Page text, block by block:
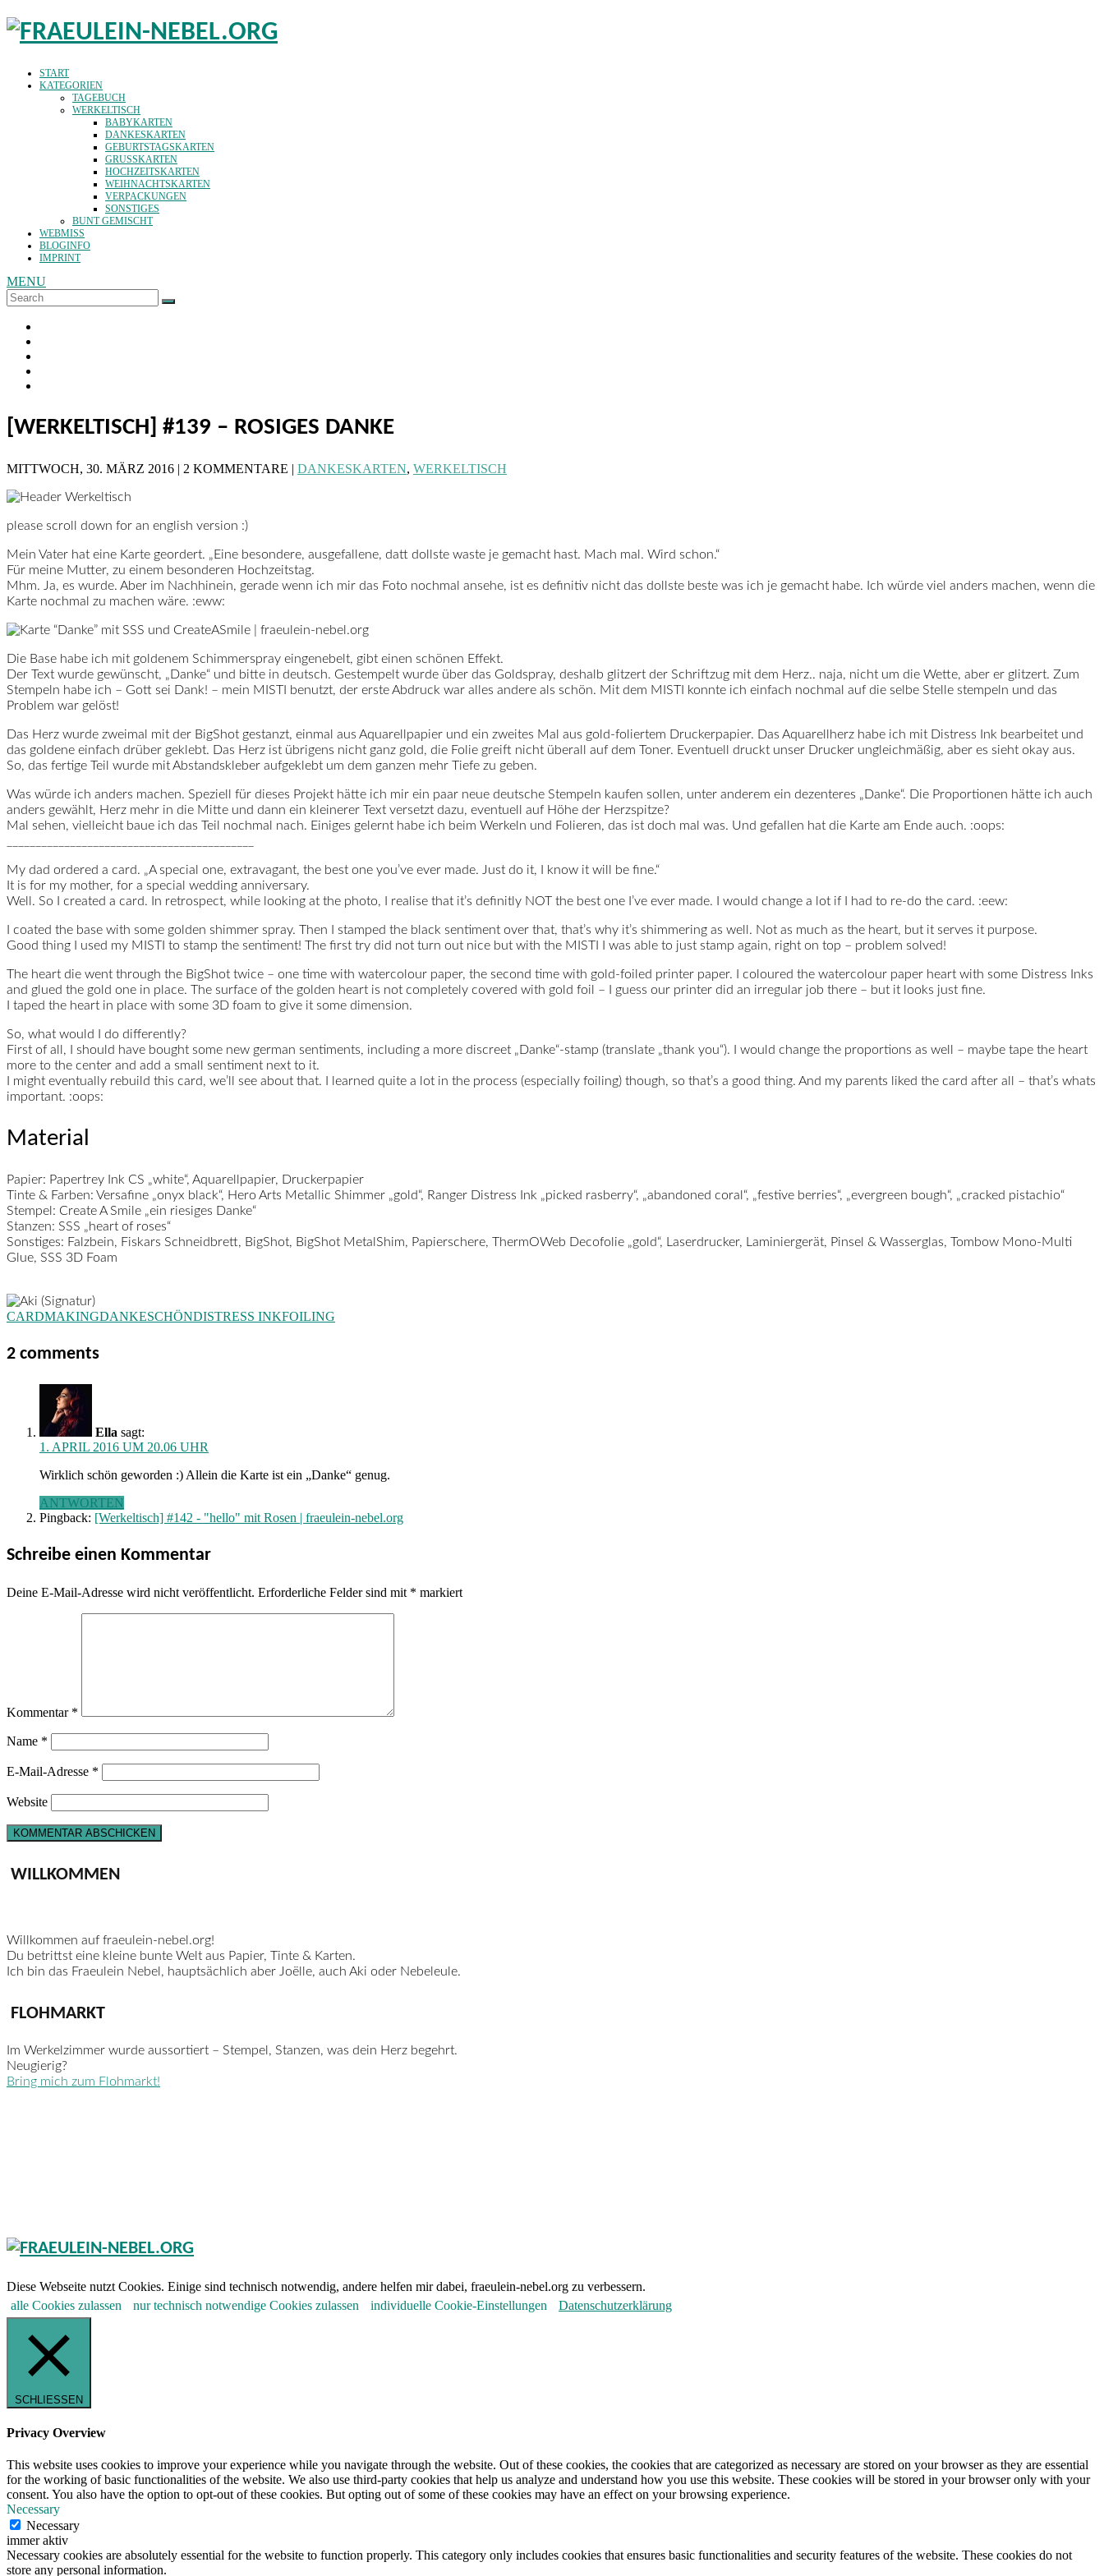
START
KATEGORIEN
TAGEBUCH
WERKELTISCH
BABYKARTEN
DANKESKARTEN
GEBURTSTAGSKARTEN
GRUSSKARTEN
HOCHZEITSKARTEN
WEIHNACHTSKARTEN
VERPACKUNGEN
SONSTIGES
BUNT GEMISCHT
WEBMISS
BLOGINFO
IMPRINT
MENU
Search
for:
SEARCH
[WERKELTISCH] #139 – ROSIGES DANKE
MITTWOCH, 30. MÄRZ 2016 | 2 KOMMENTARE | DANKESKARTEN, WERKELTISCH
please scroll down for an english version :)
Mein Vater hat eine Karte geordert. „Eine besondere, ausgefallene, datt dollste waste je gemacht hast. Mach mal. Wird schon.“
Für meine Mutter, zu einem besonderen Hochzeitstag.
Mhm. Ja, es wurde. Aber im Nachhinein, gerade wenn ich mir das Foto nochmal ansehe, ist es definitiv nicht das dollste beste was ich je gemacht habe. Ich würde viel anders machen, wenn die
Karte nochmal zu machen wäre. :eww:
Die Base habe ich mit goldenem Schimmerspray eingenebelt, gibt einen schönen Effekt.
Der Text wurde gewünscht, „Danke“ und bitte in deutsch. Gestempelt wurde über das Goldspray, deshalb glitzert der Schriftzug mit dem Herz.. naja, nicht um die Wette, aber er glitzert. Zum
Stempeln habe ich – Gott sei Dank! – mein MISTI benutzt, der erste Abdruck war alles andere als schön. Mit dem MISTI konnte ich einfach nochmal auf die selbe Stelle stempeln und das
Problem war gelöst!
Das Herz wurde zweimal mit der BigShot gestanzt, einmal aus Aquarellpapier und ein zweites Mal aus gold-foliertem Druckerpapier. Das Aquarellherz habe ich mit Distress Ink bearbeitet und
das goldene einfach drüber geklebt. Das Herz ist übrigens nicht ganz gold, die Folie greift nicht überall auf dem Toner. Eventuell druckt unser Drucker ungleichmäßig, aber es sieht okay aus.
So, das fertige Teil wurde mit Abstandskleber aufgeklebt um dem ganzen mehr Tiefe zu geben.
Was würde ich anders machen. Speziell für dieses Projekt hätte ich mir ein paar neue deutsche Stempeln kaufen sollen, unter anderem ein dezenteres „Danke“. Die Proportionen hätte ich auch
anders gewählt, Herz mehr in die Mitte und dann ein kleinerer Text versetzt dazu, eventuell auf Höhe der Herzspitze?
Mal sehen, vielleicht baue ich das Teil nochmal nach. Einiges gelernt habe ich beim Werkeln und Folieren, das ist doch mal was. Und gefallen hat die Karte am Ende auch. :oops:
My dad ordered a card. „A special one, extravagant, the best one you’ve ever made. Just do it, I know it will be fine.“
It is for my mother, for a special wedding anniversary.
Well. So I created a card. In retrospect, while looking at the photo, I realise that it’s definitly NOT the best one I’ve ever made. I would change a lot if I had to re-do the card. :eew:
I coated the base with some golden shimmer spray. Then I stamped the black sentiment over that, that’s why it’s shimmering as well. Not as much as the heart, but it serves it purpose.
Good thing I used my MISTI to stamp the sentiment! The first try did not turn out nice but with the MISTI I was able to just stamp again, right on top – problem solved!
The heart die went through the BigShot twice – one time with watercolour paper, the second time with gold-foiled printer paper. I coloured the watercolour paper heart with some Distress Inks
and glued the gold one in place. The surface of the golden heart is not completely covered with gold foil – I guess our printer did an irregular job there – but it looks just fine.
I taped the heart in place with some 3D foam to give it some dimension.
So, what would I do differently?
First of all, I should have bought some new german sentiments, including a more discreet „Danke“-stamp (translate „thank you“). I would change the proportions as well – maybe tape the heart
more to the center and add a small sentiment next to it.
I might eventually rebuild this card, we’ll see about that. I learned quite a lot in the process (especially foiling) though, so that’s a good thing. And my parents liked the card after all – that’s whats
important. :oops:
Material
Papier: Papertrey Ink CS „white“, Aquarellpapier, Druckerpapier
Tinte & Farben: Versafine „onyx black“, Hero Arts Metallic Shimmer „gold“, Ranger Distress Ink „picked rasberry“, „abandoned coral“, „festive berries“, „evergreen bough“, „cracked pistachio“
Stempel: Create A Smile „ein riesiges Danke“
Stanzen: SSS „heart of roses“
Sonstiges: Falzbein, Fiskars Schneidbrett, BigShot, BigShot MetalShim, Papierschere, ThermOWeb Decofolie „gold“, Laserdrucker, Laminiergerät, Pinsel & Wasserglas, Tombow Mono-Multi
Glue, SSS 3D Foam
CARDMAKINGDANKESCHÖNDISTRESS INKFOILING
2 comments
Ella sagt:
1. APRIL 2016 UM 20.06 UHR
Wirklich schön geworden :) Allein die Karte ist ein „Danke“ genug.
ANTWORTEN
Pingback: [Werkeltisch] #142 - "hello" mit Rosen | fraeulein-nebel.org
Schreibe einen Kommentar
Deine E-Mail-Adresse wird nicht veröffentlicht. Erforderliche Felder sind mit * markiert
Kommentar *
Name *
E-Mail-Adresse *
Website
WILLKOMMEN
Willkommen auf fraeulein-nebel.org!
Du betrittst eine kleine bunte Welt aus Papier, Tinte & Karten.
Ich bin das Fraeulein Nebel, hauptsächlich aber Joëlle, auch Aki oder Nebeleule.
FLOHMARKT
Im Werkelzimmer wurde aussortiert – Stempel, Stanzen, was dein Herz begehrt.
Neugierig?
Bring mich zum Flohmarkt!
Diese Webseite nutzt Cookies. Einige sind technisch notwendig, andere helfen mir dabei, fraeulein-nebel.org zu verbessern.
alle Cookies zulassen
nur technisch notwendige Cookies zulassen individuelle Cookie-Einstellungen Datenschutzerklärung
SCHLIESSEN
Privacy Overview
This website uses cookies to improve your experience while you navigate through the website. Out of these cookies, the cookies that are categorized as necessary are stored on your browser as they are essential
for the working of basic functionalities of the website. We also use third-party cookies that help us analyze and understand how you use this website. These cookies will be stored in your browser only with your
consent. You also have the option to opt-out of these cookies. But opting out of some of these cookies may have an effect on your browsing experience.
Necessary
Necessary
immer aktiv
Necessary cookies are absolutely essential for the website to function properly. This category only includes cookies that ensures basic functionalities and security features of the website. These cookies do not
store any personal information.